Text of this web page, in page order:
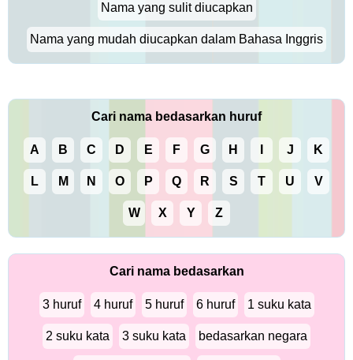
Nama yang sulit diucapkan
Nama yang mudah diucapkan dalam Bahasa Inggris
Cari nama bedasarkan huruf
A B C D E F G H J K
L M N O P Q R S T U V
W X Y Z
Cari nama bedasarkan
3 huruf 4 huruf 5 huruf 6 huruf 1 suku kata
2 suku kata 3 suku kata bedasarkan negara